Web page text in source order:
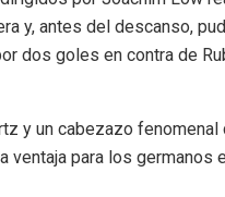
y, antes del descanso,
dos goles en contra de
y un cabezazo fenomenal
ventaja para los germanos